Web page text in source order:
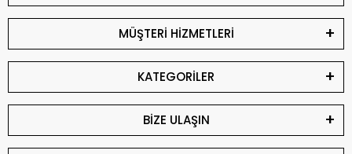
MÜŞTERİ HİZMETLERİ
KATEGORİLER
BİZE ULAŞIN